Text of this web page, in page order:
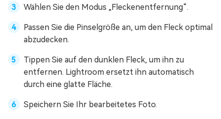
Wählen Sie den Modus „Fleckenentfernung“.
Passen Sie die Pinselgröße an, um den Fleck optimal
abzudecken.
Tippen Sie auf den dunklen Fleck, um ihn zu
entfernen. Lightroom ersetzt ihn automatisch
durch eine glatte Fläche.
Speichern Sie Ihr bearbeitetes Foto.